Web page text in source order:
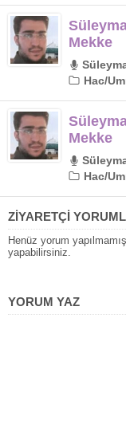
Mekke
Hac/
Mekke
Hac/
ZİYARETÇİ
Henüz yorum
yapabilirsiniz.
YORUM YAZ